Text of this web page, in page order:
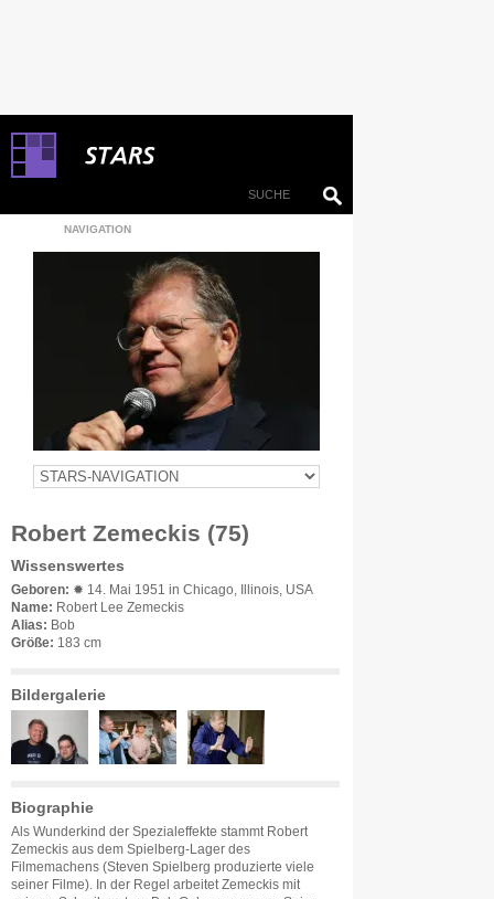
NAVIGATION
Robert Zemeckis (75)
Wissenswertes
Geboren: ✹ 14. Mai 1951 in Chicago, Illinois, USA
Name: Robert Lee Zemeckis
Alias: Bob
Größe: 183 cm
Bildergalerie
Biographie
Als Wunderkind der Spezialeffekte stammt Robert
Zemeckis aus dem Spielberg-Lager des
Filmemachens (Steven Spielberg produzierte viele
seiner Filme). In der Regel arbeitet Zemeckis mit